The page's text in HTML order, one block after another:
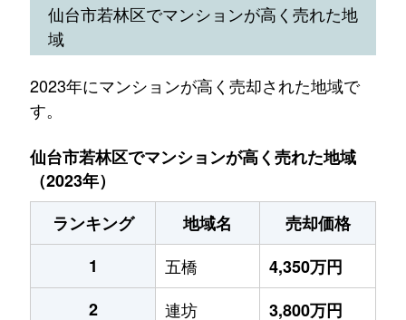
仙台市若林区でマンションが高く売れた地
域
2023年にマンションが高く売却された地域で
す。
仙台市若林区でマンションが高く売れた地域
（2023年）
ランキング
地域名
売却価格
1
五橋
4,350万円
2
連坊
3,800万円